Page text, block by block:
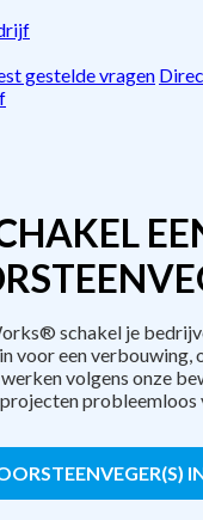
gestelde vragen
schakel je
voor een verbouwing,
volgens onze
probleemloos